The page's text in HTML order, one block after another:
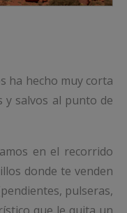
ha hecho muy corta
y salvos al punto de
en el recorrido
donde te venden
pulseras,